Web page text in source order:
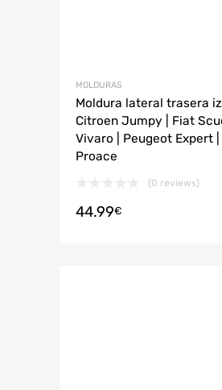
MOLDURAS
Moldura lateral trasera
Citroen Jumpy | Fiat
Vivaro | Peugeot Expert
Proace
(0 reviews)
44.99€